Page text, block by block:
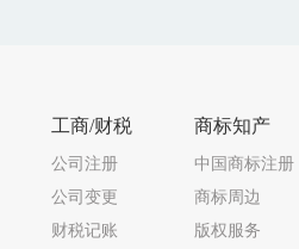
工商/财税
公司注册
公司变更
财税记账
商标知产
中国商标注册
商标周边
版权服务